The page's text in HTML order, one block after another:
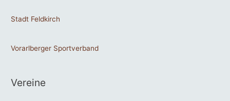
Stadt Feldkirch
Vorarlberger Sportverband
Vereine